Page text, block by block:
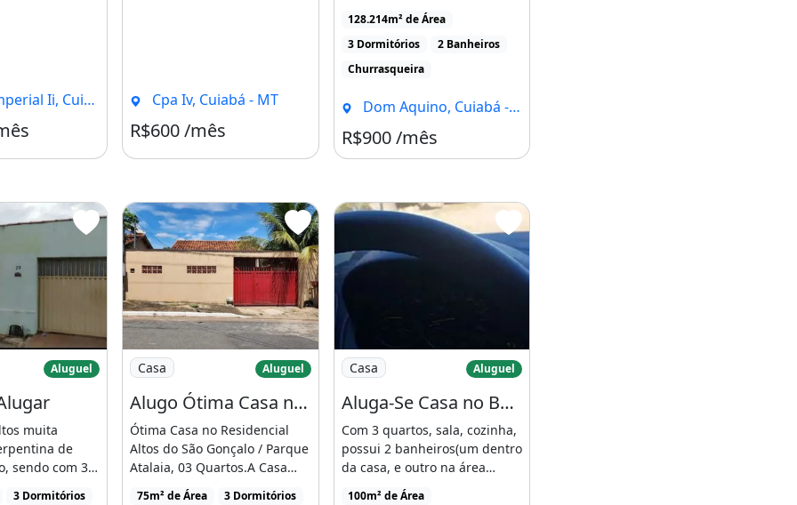
nunca teve morador.
já estou considerando o
m² Quartos: 2 Vagas na
Ii, Cuiabá - MT
Condomínio R$100
Cpa Iv, Cuiabá - MT
R$600 /mês Condomínio R$18.000
128.214m² de Área
3 Dormitórios
2 Banheiros
Churrasqueira
Dom Aquino, Cuiabá - MT
R$900 /mês
pra Alugar
Aluguel
muita
de
sendo com 3
na [...]
3 Dormitórios
Imagem: Alugo Ótima Casa no Residencial Altos do
Casa Aluguel
Alugo Ótima Casa no Residencial Altos do São Gonçalo / Parque Atalaia, 03 Quartos
Ótima Casa no Residencial
Altos do São Gonçalo / Parque
Atalaia, 03 Quartos.A Casa
Possui - Sala.- [...]
75m² de Área
3 Dormitórios
Imagem: Aluga-Se Casa no Bairro Osmar Cabral
Casa Aluguel
Aluga-Se Casa no Bairro Osmar Cabral
Com 3 quartos, sala, cozinha,
possui 2 banheiros(um dentro
da casa, e outro na área
externa do fundo), [...]
100m² de Área